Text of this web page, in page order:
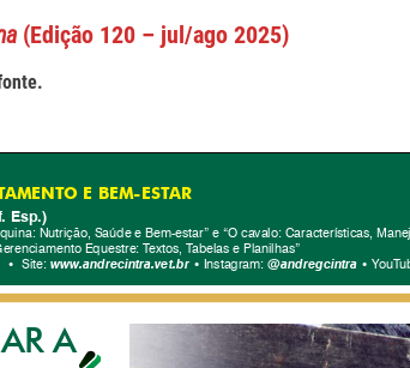
(Edição 120 – jul/ago 2025)